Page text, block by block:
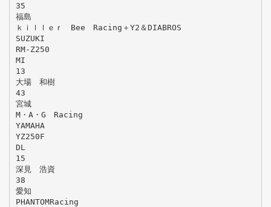
35
福島
ｋｉｌｌｅｒ Bee Racing＋Y2＆DIABROS
SUZUKI
RM-Z250
MI
13
大場 和樹
43
宮城
M・A・G Racing
YAMAHA
YZ250F
DL
15
深見 浩資
38
愛知
PHANTOMRacing